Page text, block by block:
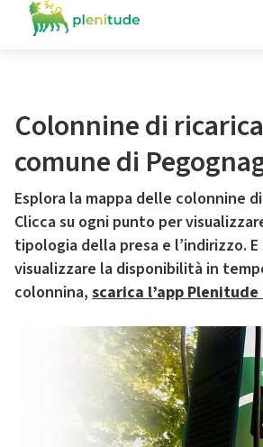
Colonnine di
comune di
Esplora la mappa delle colonnine
Clicca su ogni punto per
tipologia della presa e l’indirizzo. E
visualizzare la disponibilità in
colonnina, scarica l’app Plenitude